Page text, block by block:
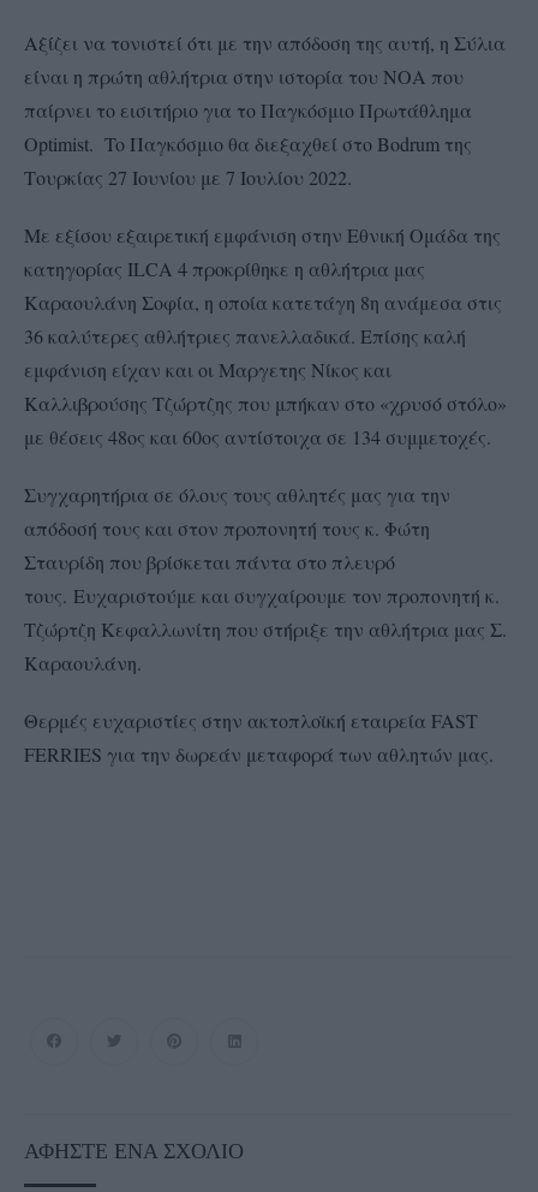
Αξίζει να τονιστεί ότι με την απόδοση της αυτή, η Σύλια
είναι η πρώτη αθλήτρια στην ιστορία του ΝΟΑ που
παίρνει το εισιτήριο για το Παγκόσμιο Πρωτάθλημα
Optimist. To Παγκόσμιο θα διεξαχθεί στο Bodrum της
Τουρκίας 27 Ιουνίου με 7 Ιουλίου 2022.
Με εξίσου εξαιρετική εμφάνιση στην Εθνική Ομάδα της
κατηγορίας ILCA 4 προκρίθηκε η αθλήτρια μας
Καραουλάνη Σοφία, η οποία κατετάγη 8η ανάμεσα στις
36 καλύτερες αθλήτριες πανελλαδικά. Επίσης καλή
εμφάνιση είχαν και οι Μαργετης Νίκος και
Καλλιβρούσης Τζώρτζης που μπήκαν στο «χρυσό στόλο»
με θέσεις 48ος και 60ος αντίστοιχα σε 134 συμμετοχές.
Συγχαρητήρια σε όλους τους αθλητές μας για την
απόδοσή τους και στον προπονητή τους κ. Φώτη
Σταυρίδη που βρίσκεται πάντα στο πλευρό
τους. Ευχαριστούμε και συγχαίρουμε τον προπονητή κ.
Τζώρτζη Κεφαλλωνίτη που στήριξε την αθλήτρια μας Σ.
Καραουλάνη.
Θερμές ευχαριστίες στην ακτοπλοϊκή εταιρεία FAST
FERRIES για την δωρεάν μεταφορά των αθλητών μας.
ΑΦΉΣΤΕ ΈΝΑ ΣΧΌΛΙΟ